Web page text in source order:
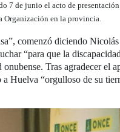
7 de junio el acto de
Organización en la provincia.
comenzó diciendo
“para que la
onubense. Tras agradecer
Huelva “orgulloso de su